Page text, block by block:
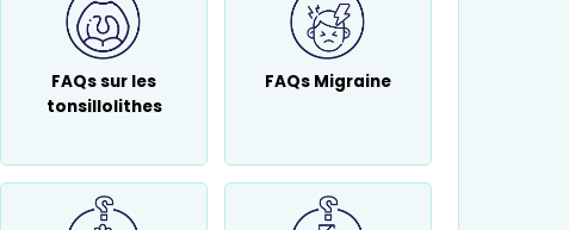
FAQs sur les
tonsillolithes
FAQs Migraine